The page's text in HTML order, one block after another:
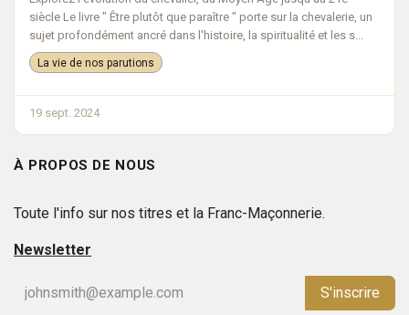
siècle Le livre " Être plutôt que paraître " porte sur la chevalerie, un
sujet profondément ancré dans l'histoire, la spiritualité et les s...
La vie de nos parutions
19 sept. 2024
À PROPOS DE NOUS
Toute l'info sur nos titres et la Franc-Maçonnerie.
Newsletter
S'inscrire